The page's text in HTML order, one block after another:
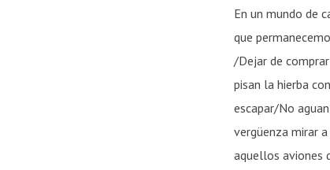
En un mundo de
que
/Dejar de
pisan la hierba
escapar/No
vergüenza mirar
aquellos aviones